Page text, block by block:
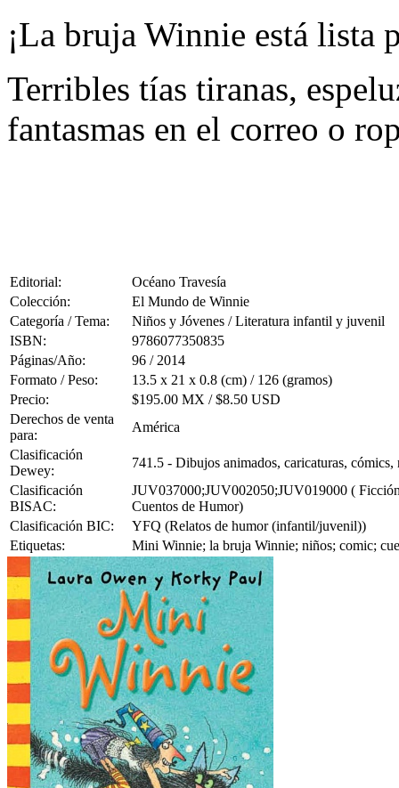
¡La bruja Winnie está lista
Terribles tías tiranas,
fantasmas en el correo o
Editorial:
Océano Travesía
Colección:
El Mundo de Winnie
Categoría / Tema:
Niños y Jóvenes / Literatura infantil y juvenil
ISBN:
9786077350835
Páginas/Año:
96 / 2014
Formato / Peso:
13.5 x 21 x 0.8 (cm) / 126 (gramos)
Precio:
$195.00 MX / $8.50 USD
Derechos de venta
para:
América
Clasificación
Dewey:
741.5 - Dibujos animados, caricaturas, cómics,
Clasificación
BISAC:
JUV037000;JUV002050;JUV019000 (
Cuentos de Humor)
Clasificación BIC:
YFQ (Relatos de humor (infantil/juvenil))
Etiquetas:
Mini Winnie; la bruja Winnie; niños; comic;